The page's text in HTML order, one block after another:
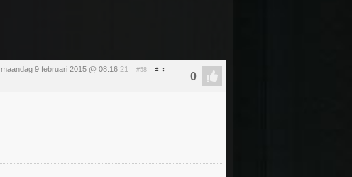
maandag 9 februari 2015 @ 08:16:21 #58